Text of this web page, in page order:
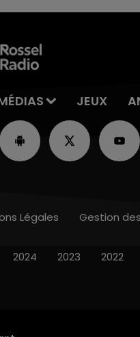
JEUX
Légales Gestion
2024 2023 2022